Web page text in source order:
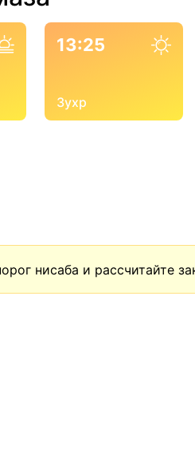
13:25
Зухр
нисаба и рассчитайте